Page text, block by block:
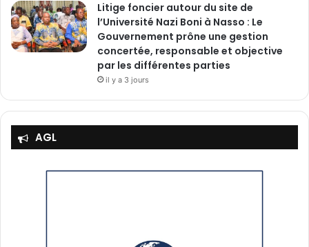
Litige foncier autour du site de
l’Université Nazi Boni à Nasso : Le
Gouvernement prône une gestion
concertée, responsable et objective
par les différentes parties
il y a 3 jours
AGL